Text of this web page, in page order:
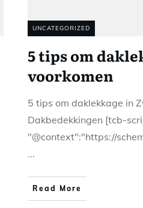
UNCATEGORIZED
5 tips om
voorkomen
5 tips om daklekkage in
Dakbedekkingen [tcb-
"@context":"https://
...
Read More